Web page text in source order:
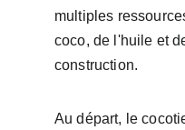
multiples
coco, de l'huile et
construction.
Au départ, le